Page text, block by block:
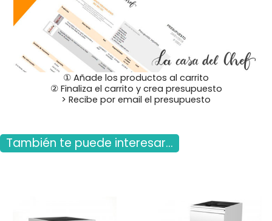
① Añade los productos al carrito
② Finaliza el carrito y crea presupuesto
> Recibe por email el presupuesto
También te puede interesar...